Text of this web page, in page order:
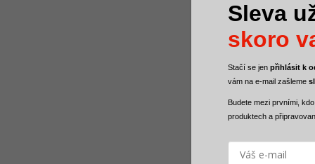
Sleva
skoro
Stačí se jen přihlásit k
vám na e-mail zašleme
Budete mezi prvními,
produktech a